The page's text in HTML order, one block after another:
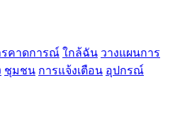
รคาดการณ์ใกล้ฉัน วางแผนการ
ชุมชน การแจ้งเตือน อุปกรณ์